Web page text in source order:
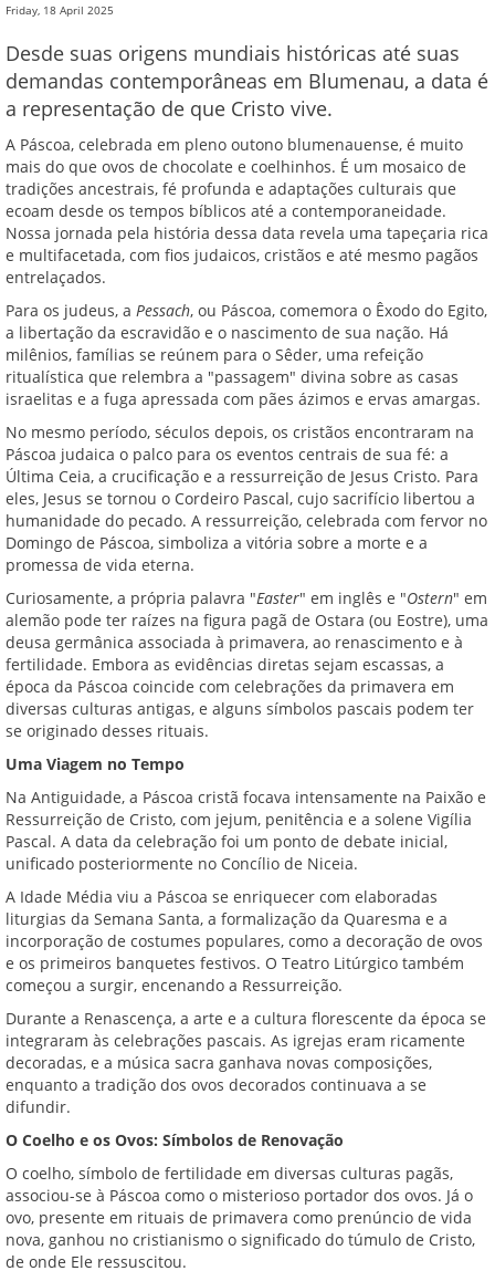
Friday, 18 April 2025
Desde suas origens mundiais históricas até suas
demandas contemporâneas em Blumenau, a data é
a representação de que Cristo vive.
A Páscoa, celebrada em pleno outono blumenauense, é muito
mais do que ovos de chocolate e coelhinhos. É um mosaico de
tradições ancestrais, fé profunda e adaptações culturais que
ecoam desde os tempos bíblicos até a contemporaneidade.
Nossa jornada pela história dessa data revela uma tapeçaria rica
e multifacetada, com fios judaicos, cristãos e até mesmo pagãos
entrelaçados.
Para os judeus, a Pessach, ou Páscoa, comemora o Êxodo do Egito,
a libertação da escravidão e o nascimento de sua nação. Há
milênios, famílias se reúnem para o Sêder, uma refeição
ritualística que relembra a "passagem" divina sobre as casas
israelitas e a fuga apressada com pães ázimos e ervas amargas.
No mesmo período, séculos depois, os cristãos encontraram na
Páscoa judaica o palco para os eventos centrais de sua fé: a
Última Ceia, a crucificação e a ressurreição de Jesus Cristo. Para
eles, Jesus se tornou o Cordeiro Pascal, cujo sacrifício libertou a
humanidade do pecado. A ressurreição, celebrada com fervor no
Domingo de Páscoa, simboliza a vitória sobre a morte e a
promessa de vida eterna.
Curiosamente, a própria palavra "Easter" em inglês e "Ostern" em
alemão pode ter raízes na figura pagã de Ostara (ou Eostre), uma
deusa germânica associada à primavera, ao renascimento e à
fertilidade. Embora as evidências diretas sejam escassas, a
época da Páscoa coincide com celebrações da primavera em
diversas culturas antigas, e alguns símbolos pascais podem ter
se originado desses rituais.
Uma Viagem no Tempo
Na Antiguidade, a Páscoa cristã focava intensamente na Paixão e
Ressurreição de Cristo, com jejum, penitência e a solene Vigília
Pascal. A data da celebração foi um ponto de debate inicial,
unificado posteriormente no Concílio de Niceia.
A Idade Média viu a Páscoa se enriquecer com elaboradas
liturgias da Semana Santa, a formalização da Quaresma e a
incorporação de costumes populares, como a decoração de ovos
e os primeiros banquetes festivos. O Teatro Litúrgico também
começou a surgir, encenando a Ressurreição.
Durante a Renascença, a arte e a cultura florescente da época se
integraram às celebrações pascais. As igrejas eram ricamente
decoradas, e a música sacra ganhava novas composições,
enquanto a tradição dos ovos decorados continuava a se
difundir.
O Coelho e os Ovos: Símbolos de Renovação
O coelho, símbolo de fertilidade em diversas culturas pagãs,
associou-se à Páscoa como o misterioso portador dos ovos. Já o
ovo, presente em rituais de primavera como prenúncio de vida
nova, ganhou no cristianismo o significado do túmulo de Cristo,
de onde Ele ressuscitou.